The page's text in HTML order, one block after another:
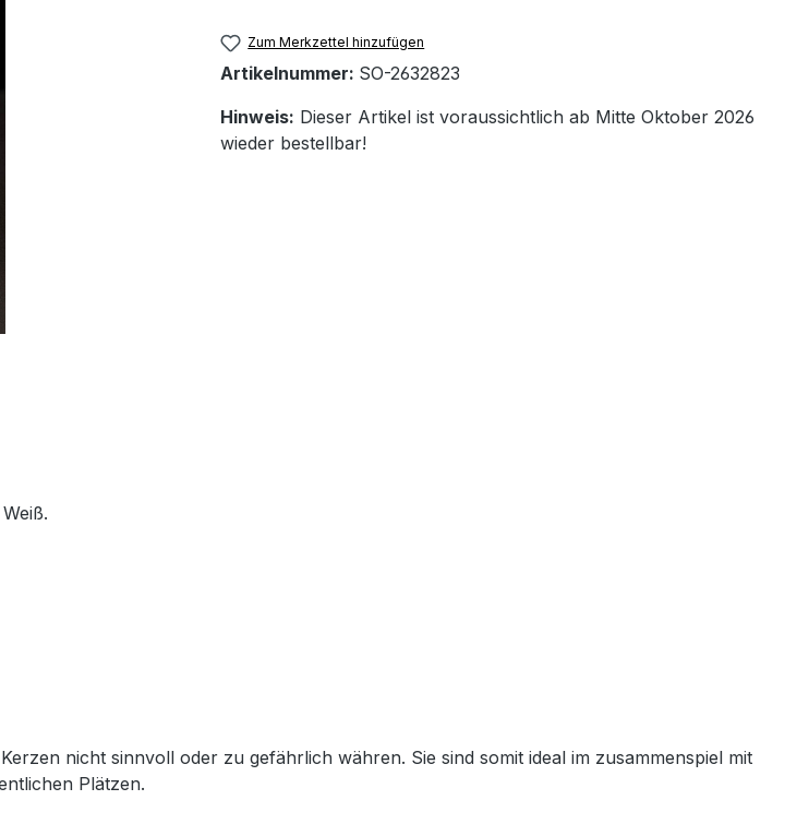
Zum Merkzettel hinzufügen
Artikelnummer: SO-2632823
Hinweis: Dieser Artikel ist voraussichtlich ab Mitte Oktober 2026
wieder bestellbar!
nicht sinnvoll oder zu gefährlich währen. Sie sind somit ideal im zusammenspiel mit
Plätzen.